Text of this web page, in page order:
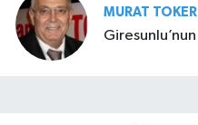
MURAT TOKER